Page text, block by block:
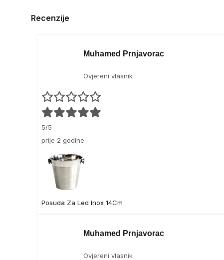
Recenzije
Muhamed Prnjavorac
Ovjereni vlasnik
5/5
prije 2 godine
Posuda Za Led Inox 14Cm
Muhamed Prnjavorac
Ovjereni vlasnik